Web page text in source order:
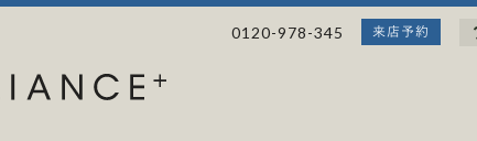
0120-978-345 来店予約